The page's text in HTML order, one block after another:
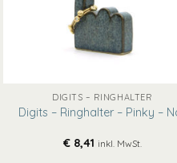
DIGITS – RINGHALTER
Digits – Ringhalter – Pinky –
€8,41 inkl. MwSt.